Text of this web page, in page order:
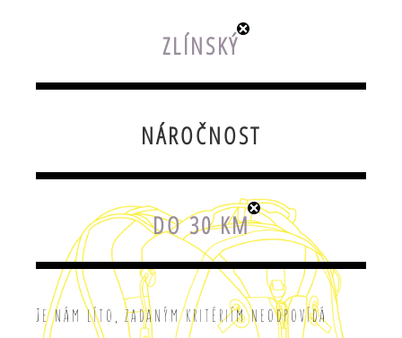
ZLÍNSKÝ
NÁROČNOST
DO 30 KM
Je nám líto, zadaným kritériím neodpovídá